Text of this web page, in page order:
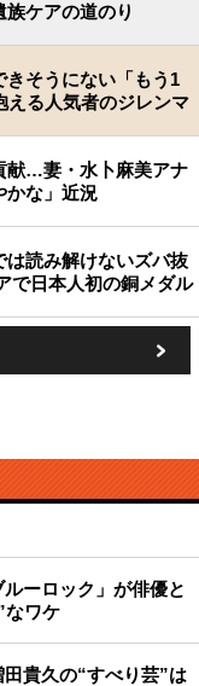
族ケアの道のり
そうにない「もう1
る人気者のジレンマ
献…妻・水卜麻美アナ
かな」近況
読み解けないズバ抜
で日本人初の銅メダル
ーロック」が俳優と
なワケ
貴久の“すべり芸”は